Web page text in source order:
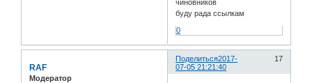
чиновников
буду рада ссылкам
0
Поделиться 17
2017-
07-05 21:21:40
RAF
Модератор